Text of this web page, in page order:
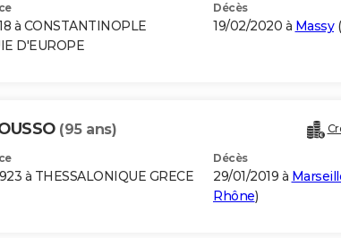
à CONSTANTINOPLE
D'EUROPE
Décès
19/02/2020 à Massy(
(95 ans)
à THESSALONIQUE GRECE
Décès
29/01/2019 à
Rhône)